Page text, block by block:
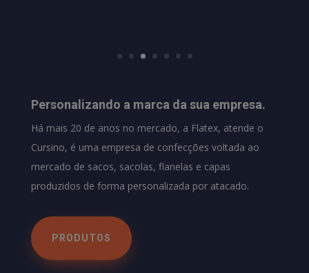
Personalizando a marca da sua empresa.
Há mais 20 de anos no mercado, a Flatex, atende o
Cursino, é uma empresa de confecções voltada ao
mercado de sacos, sacolas, flanelas e capas
produzidos de forma personalizada por atacado.
PRODUTOS